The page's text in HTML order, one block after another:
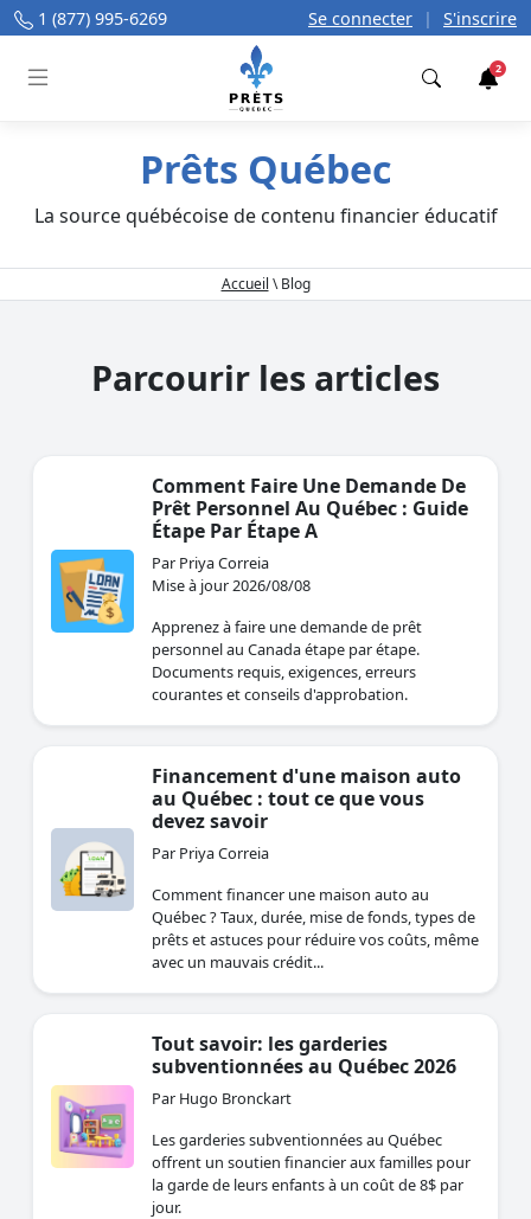
1 (877) 995-6269 Se connecter | S'inscrire
2
Prêts Québec
La source québécoise de contenu financier éducatif
Accueil \Blog
Parcourir les articles
Comment Faire Une Demande De
Prêt Personnel Au Québec : Guide
Étape Par Étape A
Par Priya Correia
Mise à jour 2026/08/08
Apprenez à faire une demande de prêt
personnel au Canada étape par étape.
Documents requis, exigences, erreurs
courantes et conseils d'approbation.
Financement d'une maison auto
au Québec : tout ce que vous
devez savoir
Par Priya Correia
Comment financer une maison auto au
Québec ? Taux, durée, mise de fonds, types de
prêts et astuces pour réduire vos coûts, même
avec un mauvais crédit...
Tout savoir: les garderies
subventionnées au Québec 2026
Par Hugo Bronckart
Les garderies subventionnées au Québec
offrent un soutien financier aux familles pour
la garde de leurs enfants à un coût de 8$ par
jour.